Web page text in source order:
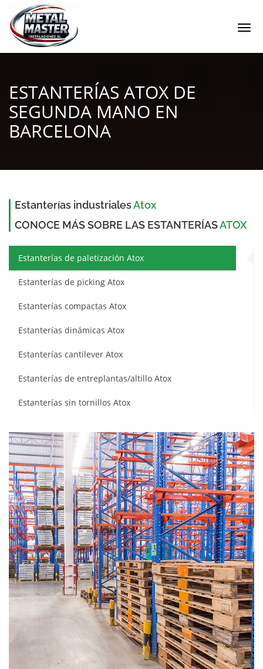
ESTANTERÍAS ATOX DE
SEGUNDA MANO EN
BARCELONA
Estanterías industrialesAtox
CONOCE MÁS SOBRE LAS ESTANTERÍASATOX
Estanterías de paletización Atox
Estanterías de picking Atox
Estanterías compactas Atox
Estanterías dinámicas Atox
Estanterías cantilever Atox
Estanterías de entreplantas/altillo Atox
Estanterías sin tornillos Atox